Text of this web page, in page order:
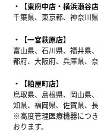
【東府中店・横浜瀬谷店
千葉県、東京都、神奈川
【一宮萩原店】
富山県、石川県、福井県
都府、大阪府、兵庫県、
【粕屋町店】
鳥取県、島根県、岡山県
知県、福岡県、佐賀県、
※高度管理医療機器につ
おります。